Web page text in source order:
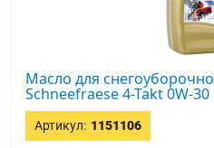
Масло для
Schneefraese 4-Takt 0W-30
Артикул: 1151106